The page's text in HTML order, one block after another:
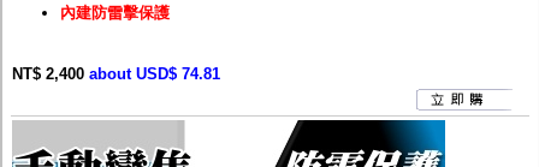
內建防雷擊保護
NT$ 2,400 about USD$ 74.81